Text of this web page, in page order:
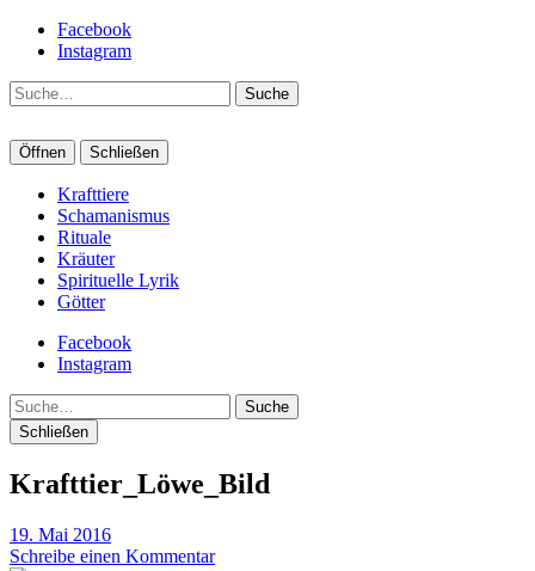
Facebook
Instagram
Suche
Öffnen Schließen
Krafttiere
Schamanismus
Rituale
Kräuter
Spirituelle Lyrik
Götter
Facebook
Instagram
Suche
Schließen
Krafttier_Löwe_Bild
19. Mai 2016
Schreibe einen Kommentar